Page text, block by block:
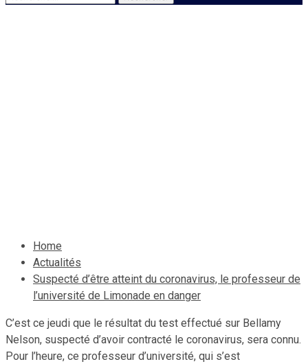
Home
Actualités
Suspecté d’être atteint du coronavirus, le professeur de
l’université de Limonade en danger
C’est ce jeudi que le résultat du test effectué sur Bellamy
Nelson, suspecté d’avoir contracté le coronavirus, sera connu.
Pour l’heure, ce professeur d’université, qui s’est